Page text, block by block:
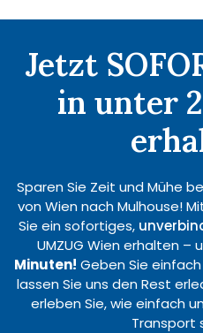
Jetzt
in unter
Sparen Sie Zeit und Mühe
von Wien nach Mulhouse!
Sie ein sofortiges,
UMZUG Wien erhalten –
Minuten! Geben Sie
lassen Sie uns den Rest
erleben Sie, wie einfach
Transport